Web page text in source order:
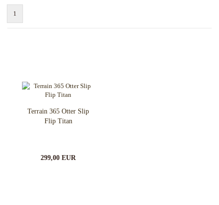
1
Terrain 365 Otter Slip
Flip Titan
299,00 EUR